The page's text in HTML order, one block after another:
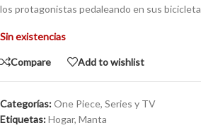
los protagonistas pedaleando en sus
Sin existencias
Compare Add to wishlist
Categorías:One Piece, Series y TV
Etiquetas:Hogar, Manta